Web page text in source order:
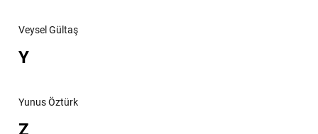
Veysel Gültaş
Y
Yunus Öztürk
Z